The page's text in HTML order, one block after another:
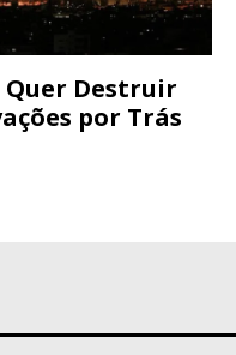
Quer Destruir
por Trás